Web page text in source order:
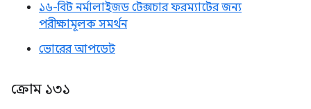
১৬-বিট নর্মালাইজড টেক্সচার ফরম্যাটের জন্য
পরীক্ষামূলক সমর্থন
ভোরের আপডেট
ক্রোম ১৩১